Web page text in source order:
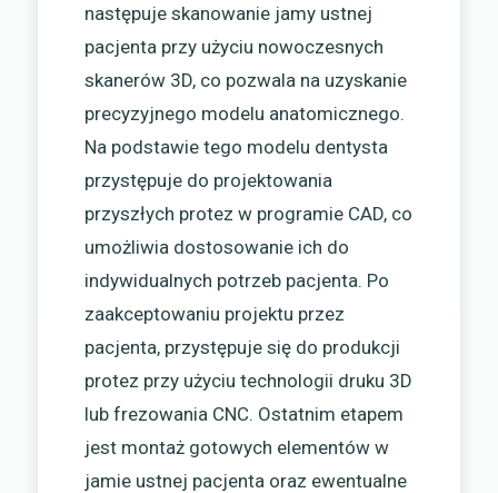
następuje skanowanie jamy ustnej
pacjenta przy użyciu nowoczesnych
skanerów 3D, co pozwala na uzyskanie
precyzyjnego modelu anatomicznego.
Na podstawie tego modelu dentysta
przystępuje do projektowania
przyszłych protez w programie CAD, co
umożliwia dostosowanie ich do
indywidualnych potrzeb pacjenta. Po
zaakceptowaniu projektu przez
pacjenta, przystępuje się do produkcji
protez przy użyciu technologii druku 3D
lub frezowania CNC. Ostatnim etapem
jest montaż gotowych elementów w
jamie ustnej pacjenta oraz ewentualne